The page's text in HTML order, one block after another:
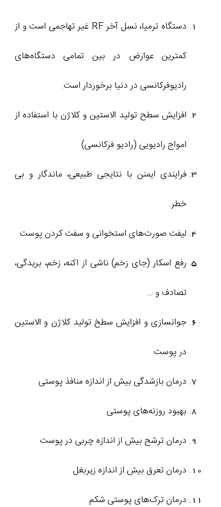
دستگاه ترمیا، نسل آخر RF غیر تهاجمی است و از
کمترین عوارض در بین تمامی دستگاه‌های
رادیوفرکانسی در دنیا برخوردار است.
افزایش سطح تولید الاستین و کلاژن با استفاده از
امواج رادیویی (رادیو فرکانسی)
فرایندی ایمنن با نتایجی طبیعی، ماندگار و بی
خطر.
لیفت صورت‌های استخوانی و سفت کردن پوست
رفع اسکار (جای زخم) ناشی از اکنه، زخم، بریدگی،
تصادف و …
جوانسازی و افزایش سطخ تولید کلاژن و الاستین
در پوست
درمان بازشدگی بیش از اندازه منافذ پوستی
بهبود روزنه‌های پوستی
درمان ترشح بیش از اندازه چربی در پوست
درمان تعرق بیش از اندازه زیربغل
درمان ترک‌های پوستی شکم